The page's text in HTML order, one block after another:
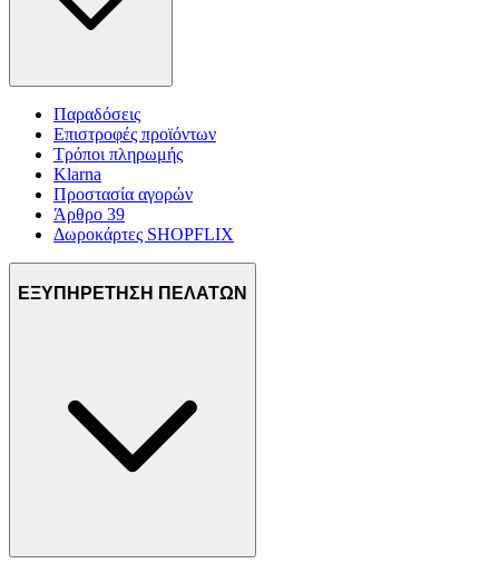
Παραδόσεις
Επιστροφές προϊόντων
Τρόποι πληρωμής
Klarna
Προστασία αγορών
Άρθρο 39
Δωροκάρτες SHOPFLIX
ΕΞΥΠΗΡΕΤΗΣΗ ΠΕΛΑΤΩΝ